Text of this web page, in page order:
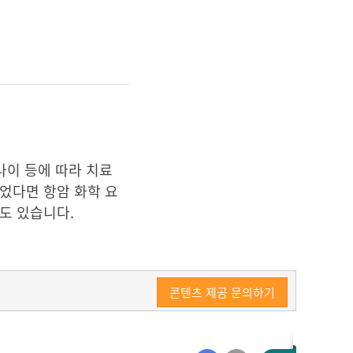
이 등에 따라 치료
다면 항암 화학 요
있습니다.
콘텐츠 제공 문의하기